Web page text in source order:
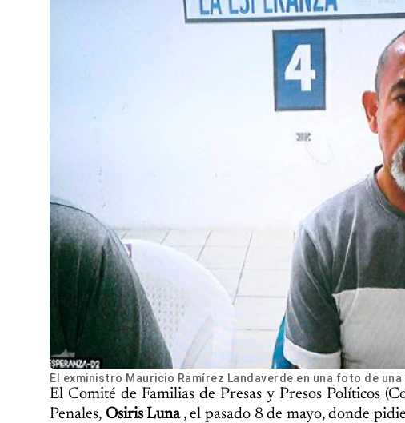
El exministro Mauricio Ramírez Landaverde en una foto de una
El Comité de Familias de Presas y Presos Políticos
Penales, Osiris Luna, el pasado 8 de mayo, donde